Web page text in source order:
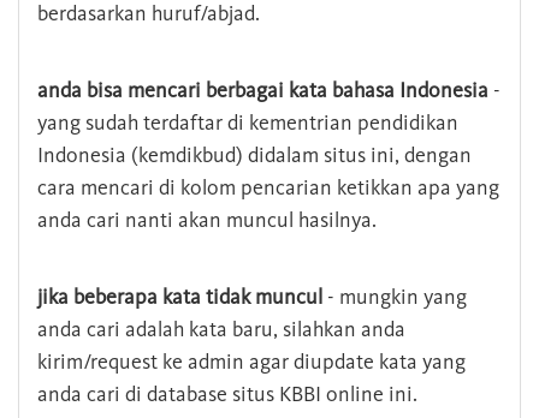
berdasarkan huruf/abjad.
anda bisa mencari berbagai kata bahasa Indonesia -
yang sudah terdaftar di kementrian pendidikan
Indonesia (kemdikbud) didalam situs ini, dengan
cara mencari di kolom pencarian ketikkan apa yang
anda cari nanti akan muncul hasilnya.
jika beberapa kata tidak muncul - mungkin yang
anda cari adalah kata baru, silahkan anda
kirim/request ke admin agar diupdate kata yang
anda cari di database situs KBBI online ini.